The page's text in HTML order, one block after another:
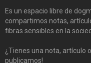
Es un espacio libre de
compartimos notas,
fibras sensibles en la
¿Tienes una nota, artículo
publicamos!